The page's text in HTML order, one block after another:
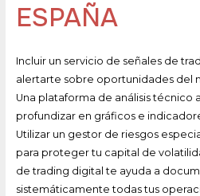
ESPAÑA
Incluir un servicio de señales de
alertarte sobre oportunidades del
Una plataforma de análisis técnico
profundizar en gráficos e
Utilizar un gestor de riesgos
para proteger tu capital de
de trading digital te ayuda a
sistemáticamente todas tus